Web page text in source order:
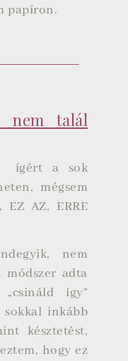
papíron.
nem talál
ígért a sok
mégsem
AZ, ERRE
nem
adta
így”
sokkal inkább
késztetést,
hogy ez